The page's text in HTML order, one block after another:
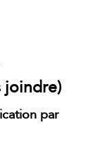
joindre)
par